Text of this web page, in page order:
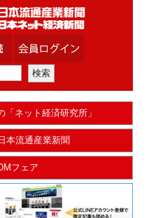
「ネット経済研究所」
日本流通産業新聞
フェア